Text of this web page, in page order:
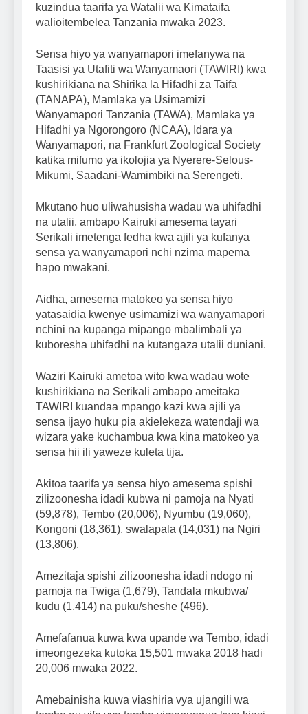
kuzindua taarifa ya Watalii wa Kimataifa
walioitembelea Tanzania mwaka 2023.
Sensa hiyo ya wanyamapori imefanywa na
Taasisi ya Utafiti wa Wanyamaori (TAWIRI) kwa
kushirikiana na Shirika la Hifadhi za Taifa
(TANAPA), Mamlaka ya Usimamizi
Wanyamapori Tanzania (TAWA), Mamlaka ya
Hifadhi ya Ngorongoro (NCAA), Idara ya
Wanyamapori, na Frankfurt Zoological Society
katika mifumo ya ikolojia ya Nyerere-Selous-
Mikumi, Saadani-Wamimbiki na Serengeti.
Mkutano huo uliwahusisha wadau wa uhifadhi
na utalii, ambapo Kairuki amesema tayari
Serikali imetenga fedha kwa ajili ya kufanya
sensa ya wanyamapori nchi nzima mapema
hapo mwakani.
Aidha, amesema matokeo ya sensa hiyo
yatasaidia kwenye usimamizi wa wanyamapori
nchini na kupanga mipango mbalimbali ya
kuboresha uhifadhi na kutangaza utalii duniani.
Waziri Kairuki ametoa wito kwa wadau wote
kushirikiana na Serikali ambapo ameitaka
TAWIRI kuandaa mpango kazi kwa ajili ya
sensa ijayo huku pia akielekeza watendaji wa
wizara yake kuchambua kwa kina matokeo ya
sensa hii ili yaweze kuleta tija.
Akitoa taarifa ya sensa hiyo amesema spishi
zilizoonesha idadi kubwa ni pamoja na Nyati
(59,878), Tembo (20,006), Nyumbu (19,060),
Kongoni (18,361), swalapala (14,031) na Ngiri
(13,806).
Amezitaja spishi zilizoonesha idadi ndogo ni
pamoja na Twiga (1,679), Tandala mkubwa/
kudu (1,414) na puku/sheshe (496).
Amefafanua kuwa kwa upande wa Tembo, idadi
imeongezeka kutoka 15,501 mwaka 2018 hadi
20,006 mwaka 2022.
Amebainisha kuwa viashiria vya ujangili wa